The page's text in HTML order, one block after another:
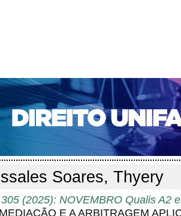
SOBRE ACESSO CADASTRO
EDIÇÕES DE Nº 1 A 100 WEBMAIL
> Perfil do autor
do autor
Soares, Thyery
(2025): NOVEMBRO Qualis A2
E A ARBITRAGEM